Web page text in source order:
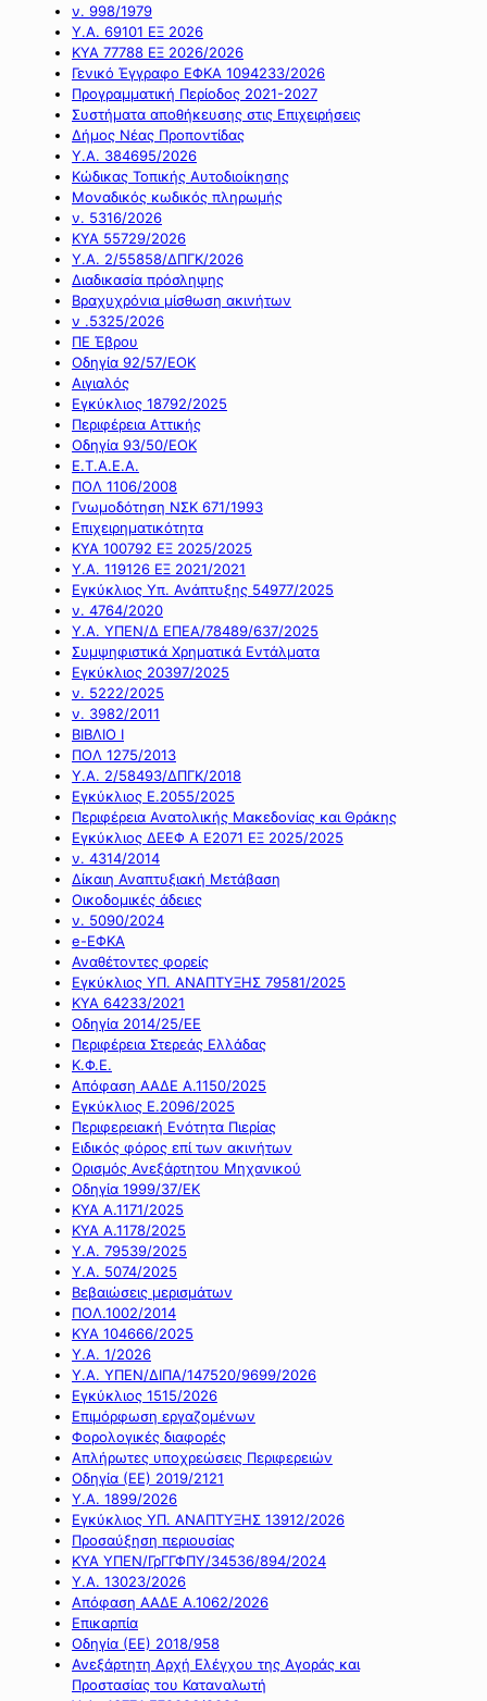
ν. 998/1979
Υ.Α. 69101 ΕΞ 2026
ΚΥΑ 77788 ΕΞ 2026/2026
Γενικό Έγγραφο ΕΦΚΑ 1094233/2026
Προγραμματική Περίοδος 2021-2027
Συστήματα αποθήκευσης στις Επιχειρήσεις
Δήμος Νέας Προποντίδας
Υ.Α. 384695/2026
Κώδικας Τοπικής Αυτοδιοίκησης
Μοναδικός κωδικός πληρωμής
ν. 5316/2026
ΚΥΑ 55729/2026
Υ.Α. 2/55858/ΔΠΓΚ/2026
Διαδικασία πρόσληψης
Βραχυχρόνια μίσθωση ακινήτων
ν .5325/2026
ΠΕ Έβρου
Οδηγία 92/57/ΕΟΚ
Αιγιαλός
Εγκύκλιος 18792/2025
Περιφέρεια Αττικής
Οδηγία 93/50/ΕΟΚ
Ε.Τ.Α.Ε.Α.
ΠΟΛ 1106/2008
Γνωμοδότηση ΝΣΚ 671/1993
Επιχειρηματικότητα
ΚΥΑ 100792 ΕΞ 2025/2025
Υ.Α. 119126 ΕΞ 2021/2021
Εγκύκλιος Υπ. Ανάπτυξης 54977/2025
ν. 4764/2020
Υ.Α. ΥΠΕΝ/Δ ΕΠΕΑ/78489/637/2025
Συμψηφιστικά Χρηματικά Εντάλματα
Εγκύκλιος 20397/2025
ν. 5222/2025
ν. 3982/2011
ΒΙΒΛΙΟ Ι
ΠΟΛ 1275/2013
Υ.Α. 2/58493/ΔΠΓΚ/2018
Εγκύκλιος Ε.2055/2025
Περιφέρεια Ανατολικής Μακεδονίας και Θράκης
Εγκύκλιος ΔΕΕΦ Α Ε2071 ΕΞ 2025/2025
ν. 4314/2014
Δίκαιη Αναπτυξιακή Μετάβαση
Οικοδομικές άδειες
ν. 5090/2024
e-ΕΦΚΑ
Αναθέτοντες φορείς
Εγκύκλιος ΥΠ. ΑΝΑΠΤΥΞΗΣ 79581/2025
ΚΥΑ 64233/2021
Οδηγία 2014/25/ΕΕ
Περιφέρεια Στερεάς Ελλάδας
Κ.Φ.Ε.
Απόφαση ΑΑΔΕ Α.1150/2025
Εγκύκλιος Ε.2096/2025
Περιφερειακή Ενότητα Πιερίας
Ειδικός φόρος επί των ακινήτων
Ορισμός Ανεξάρτητου Μηχανικού
Οδηγία 1999/37/ΕΚ
ΚΥΑ Α.1171/2025
ΚΥΑ Α.1178/2025
Υ.Α. 79539/2025
Υ.Α. 5074/2025
Βεβαιώσεις μερισμάτων
ΠΟΛ.1002/2014
ΚΥΑ 104666/2025
Υ.Α. 1/2026
Υ.Α. ΥΠΕΝ/ΔΙΠΑ/147520/9699/2026
Εγκύκλιος 1515/2026
Επιμόρφωση εργαζομένων
Φορολογικές διαφορές
Απλήρωτες υποχρεώσεις Περιφερειών
Οδηγία (ΕΕ) 2019/2121
Υ.Α. 1899/2026
Εγκύκλιος ΥΠ. ΑΝΑΠΤΥΞΗΣ 13912/2026
Προσαύξηση περιουσίας
ΚΥΑ ΥΠΕΝ/ΓρΓΓΦΠΥ/34536/894/2024
Υ.Α. 13023/2026
Απόφαση ΑΑΔΕ Α.1062/2026
Επικαρπία
Οδηγία (ΕΕ) 2018/958
Ανεξάρτητη Αρχή Ελέγχου της Αγοράς και
Προστασίας του Καταναλωτή